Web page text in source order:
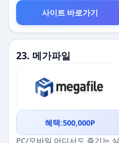
사이트 바로가기
23. 메가파일
혜택:500,000P
PC/모바일 어디서도 즐기는 실